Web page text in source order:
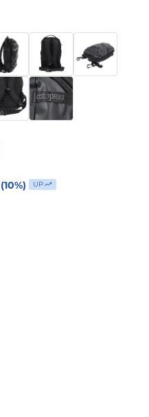
(10%) UP